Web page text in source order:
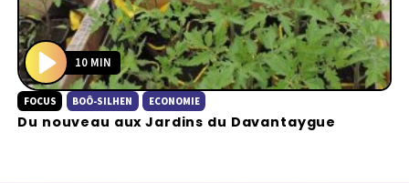
P
l
a
10 MIN
FOCUS BOÔ-SILHEN ECONOMIE
Du nouveau aux Jardins du Davantaygue